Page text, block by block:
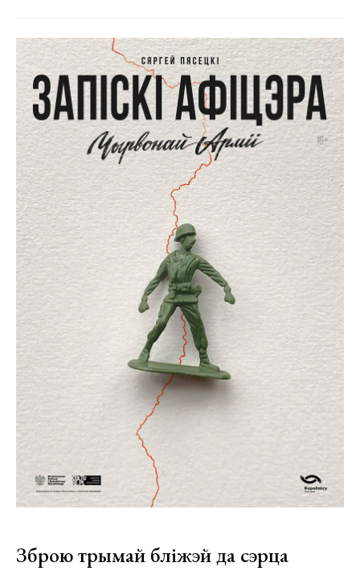
Зброю трымай бліжэй да сэрца